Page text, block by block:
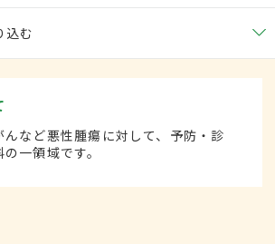
込む
など悪性腫瘍に対して、予防・診
一領域です。